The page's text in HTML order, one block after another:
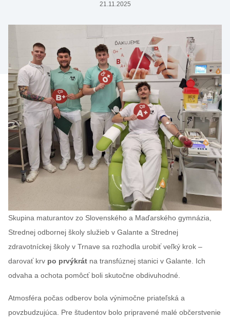
21.11.2025
Skupina maturantov zo Slovenského a Maďarského gymnázia,
Strednej odbornej školy služieb v Galante a Strednej
zdravotníckej školy v Trnave sa rozhodla urobiť veľký krok –
darovať krv po prvýkrát na transfúznej stanici v Galante. Ich
odvaha a ochota pomôcť boli skutočne obdivuhodné.
Atmosféra počas odberov bola výnimočne priateľská a
povzbudzujúca. Pre študentov bolo pripravené malé občerstvenie